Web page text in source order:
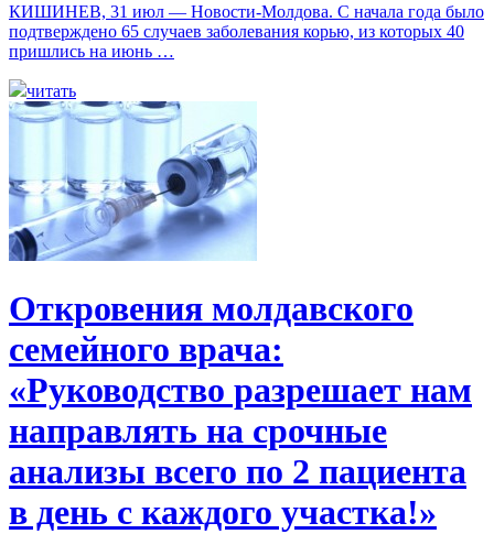
КИШИНЕВ, 31 июл — Новости-Молдова. С начала года было
подтверждено 65 случаев заболевания корью, из которых 40
пришлись на июнь …
читать
Откровения молдавского
семейного врача:
«Руководство разрешает нам
направлять на срочные
анализы всего по 2 пациента
в день с каждого участка!»